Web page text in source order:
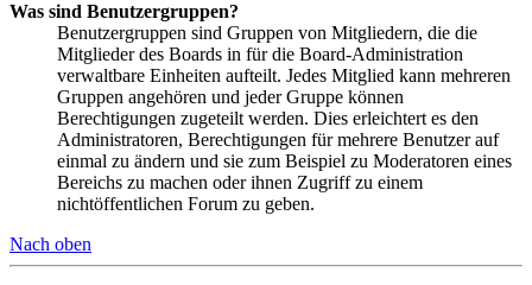
Was sind Benutzergruppen?
Benutzergruppen sind Gruppen von Mitgliedern, die die
Mitglieder des Boards in für die Board-Administration
verwaltbare Einheiten aufteilt. Jedes Mitglied kann mehreren
Gruppen angehören und jeder Gruppe können
Berechtigungen zugeteilt werden. Dies erleichtert es den
Administratoren, Berechtigungen für mehrere Benutzer auf
einmal zu ändern und sie zum Beispiel zu Moderatoren eines
Bereichs zu machen oder ihnen Zugriff zu einem
nichtöffentlichen Forum zu geben.
Nach oben